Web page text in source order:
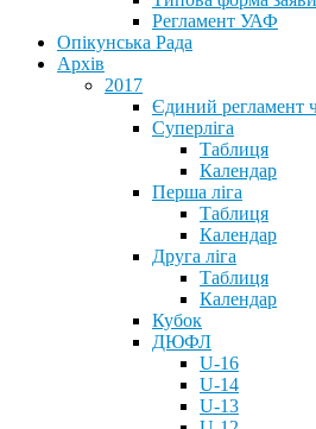
Регламент УАФ
Опікунська Рада
Архів
2017
Єдиний регламент
Суперліга
Таблиця
Календар
Перша ліга
Таблиця
Календар
Друга ліга
Таблиця
Календар
Кубок
ДЮФЛ
U-16
U-14
U-13